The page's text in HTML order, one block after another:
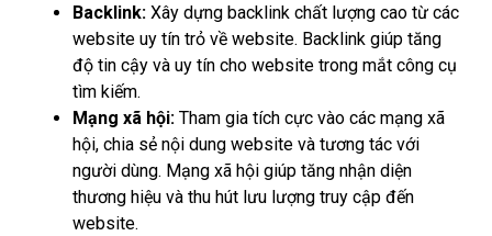
Backlink: Xây dựng backlink chất lượng cao từ các
website uy tín trỏ về website. Backlink giúp tăng
độ tin cậy và uy tín cho website trong mắt công cụ
tìm kiếm.
Mạng xã hội: Tham gia tích cực vào các mạng xã
hội, chia sẻ nội dung website và tương tác với
người dùng. Mạng xã hội giúp tăng nhận diện
thương hiệu và thu hút lưu lượng truy cập đến
website.